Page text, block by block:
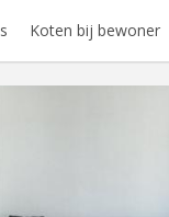
Koten bij bewoner